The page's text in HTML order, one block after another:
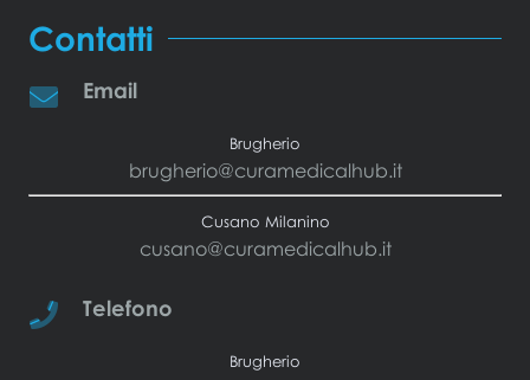
Contatti
Email
Brugherio
brugherio@curamedicalhub.it
Cusano Milanino
cusano@curamedicalhub.it
Telefono
Brugherio